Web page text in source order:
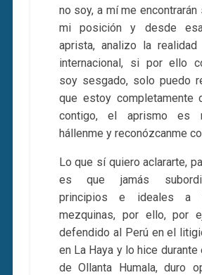
no soy, a mí me
mi posición y desde
aprista, analizo la realidad
internacional, si por ello
soy sesgado, solo puedo
que estoy completamente
contigo, el aprismo es
hállenme y reconózcanme
Lo que sí quiero aclararte,
es que jamás
principios e ideales a
mezquinas, por ello, por
defendido al Perú en el
en La Haya y lo hice durante
de Ollanta Humala, duro